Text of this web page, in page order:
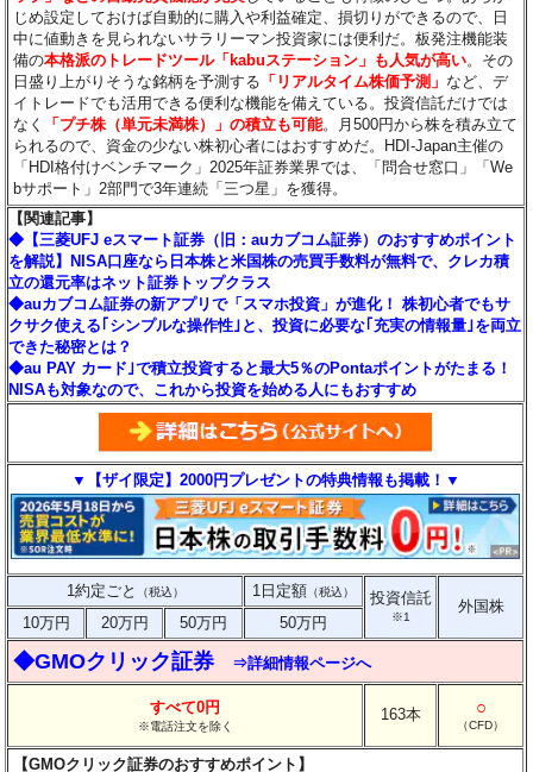
じめ設定しておけば自動的に購入や利益確定、損切りができるので、日
中に値動きを見られないサラリーマン投資家には便利だ。板発注機能装
備の本格派のトレードツール「kabuステーション」も人気が高い。その
日盛り上がりそうな銘柄を予測する 「リアルタイム株価予測」 など、デ
イトレードでも活用できる便利な機能を備えている。投資信託だけでは
なく
「プチ株（単元未満株）」の積立も可能。月500円から株を積み立て
られるので、資金の少ない株初心者にはおすすめだ。HDI-Japan主催の
「HDI格付けベンチマーク」2025年証券業界では、「問合せ窓口」「We
bサポート」2部門で3年連続「三つ星」を獲得。
【関連記事】
◆【三菱UFJ eスマート証券（旧：auカブコム証券）のおすすめポイント
を解説】NISA口座なら日本株と米国株の売買手数料が無料で、クレカ積
立の還元率はネット証券トップクラス
◆auカブコム証券の新アプリで「スマホ投資」が進化！ 株初心者でもサ
クサク使える｢シンプルな操作性｣と、投資に必要な｢充実の情報量｣を両立
できた秘密とは？
◆au PAY カード｣で積立投資すると最大5％のPontaポイントがたまる！
NISAも対象なので、これから投資を始める人にもおすすめ
▼【ザイ限定】2000円プレゼントの特典情報も掲載！▼
1約定ごと （税込） 1日定額 （税込） 投資信託
※1
外国株
10万円
20万円 50万円 50万円
◆GMOクリック証券 ⇒詳細情報ページへ
すべて0円
※電話注文を除く
163本 ○
（CFD）
【GMOクリック証券のおすすめポイント】